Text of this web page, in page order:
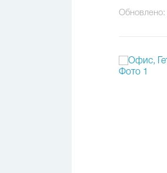
Обновлено: